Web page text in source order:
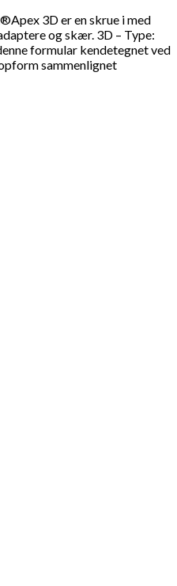
3D er en skrue i med
og skær. 3D – Type:
formular kendetegnet ved
sammenlignet